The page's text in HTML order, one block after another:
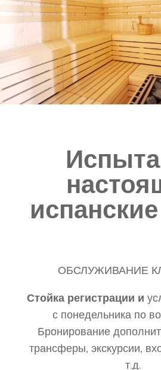
ОБСЛУЖИВАНИЕ
Стойка регистрации и
с понедельника по
Бронирование
трансферы, экскурсии,
т.д.